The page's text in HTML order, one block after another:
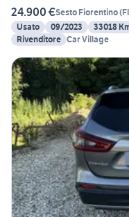
24.900 €Sesto Fiorentino(FI
Usato
09/2023 33018
Rivenditore Car Village